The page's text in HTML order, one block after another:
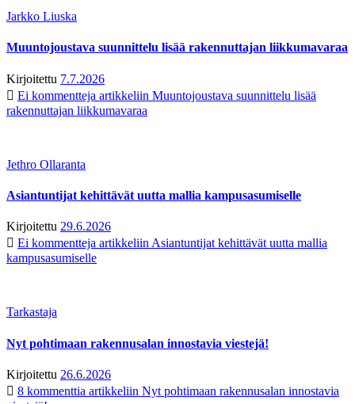
Jarkko Liuska
Muuntojoustava suunnittelu lisää rakennuttajan liikkumavaraa
Kirjoitettu 7.7.2026
Ei kommentteja artikkeliin Muuntojoustava suunnittelu lisää
rakennuttajan liikkumavaraa
Jethro Ollaranta
Asiantuntijat kehittävät uutta mallia kampusasumiselle
Kirjoitettu 29.6.2026
Ei kommentteja artikkeliin Asiantuntijat kehittävät uutta mallia
kampusasumiselle
Tarkastaja
Nyt pohtimaan rakennusalan innostavia viestejä!
Kirjoitettu 26.6.2026
8 kommenttia artikkeliin Nyt pohtimaan rakennusalan innostavia